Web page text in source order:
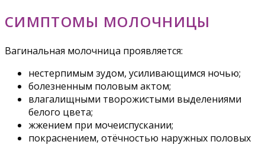
СИМПТОМЫ МОЛОЧНИЦЫ
Вагинальная молочница проявляется:
нестерпимым зудом, усиливающимся ночью;
болезненным половым актом;
влагалищными творожистыми выделениями
белого цвета;
жжением при мочеиспускании;
покраснением, отёчностью наружных половых